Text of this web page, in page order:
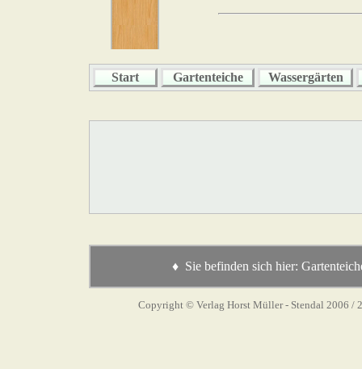
Start Gartenteiche Wassergärten
♦ Sie befinden sich hier:
Copyright © Verlag Horst Müller - Stendal 2006 /